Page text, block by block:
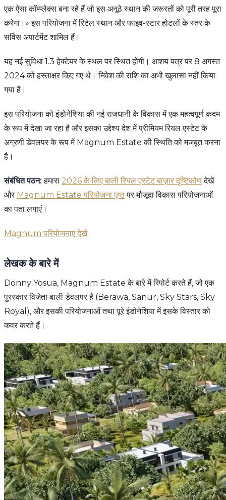
एक ऐसा कॉम्प्लेक्स बना रहे हैं जो इस अनूठे स्थान की जरूरतों को पूरी तरह पूरा
करेगा।» इस परियोजना में रिटेल स्थान और फाइव-स्टार होटलों के स्तर के
सर्विस अपार्टमेंट शामिल हैं।
यह नई सुविधा 1.3 हेक्टेयर के स्थल पर स्थित होगी। आशय पत्र पर 8 अगस्त
2024 को हस्ताक्षर किए गए थे। निवेश की राशि का अभी खुलासा नहीं किया
गया है।
इस परियोजना को इंडोनेशिया की नई राजधानी के विकास में एक महत्वपूर्ण कदम
के रूप में देखा जा रहा है और इसका उद्देश्य देश में प्रीमियम रियल एस्टेट के
अग्रणी डेवलपर के रूप में Magnum Estate की स्थिति को मजबूत करना
है।
संबंधित पठन: हमारा 2026 के लिए बाली रियल एस्टेट बाज़ार दृष्टिकोणदेखें
और Magnum Estate परियोजना पृष्ठपर मौजूदा विकास परियोजनाओं
का पता लगाएं।
Magnum परियोजनाएं देखें
लेखक के बारे में
Donny Yosua, Magnum Estate के बारे में रिपोर्ट करते हैं, जो एक
पुरस्कार विजेता बाली डेवलपर है (Berawa, Sanur, Sky Stars, Sky
Royal), और इसकी परियोजनाओं तथा पूरे इंडोनेशिया में इसके विस्तार को
कवर करते हैं।